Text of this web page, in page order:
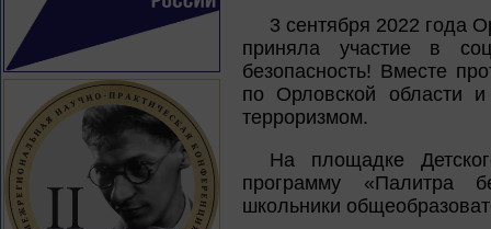
3 сентября 2022 года
приняла участие в
безопасность! Вместе
по Орловской области
терроризмом.
На площадке
программу «Палитра
школьники